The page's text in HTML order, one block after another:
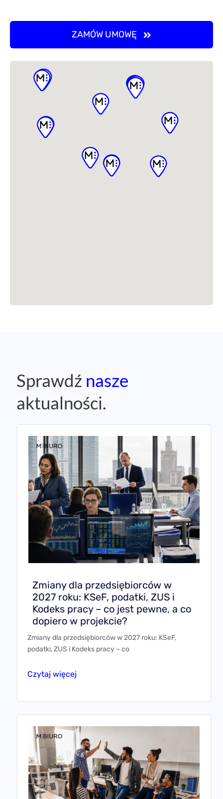
ZAMÓW UMOWĘ
Sprawdź nasze
aktualności.
Zmiany dla przedsiębiorców w
2027 roku: KSeF, podatki, ZUS i
Kodeks pracy – co jest pewne, a co
dopiero w projekcie?
Zmiany dla przedsiębiorców w 2027 roku: KSeF,
podatki, ZUS i Kodeks pracy – co
Czytaj więcej